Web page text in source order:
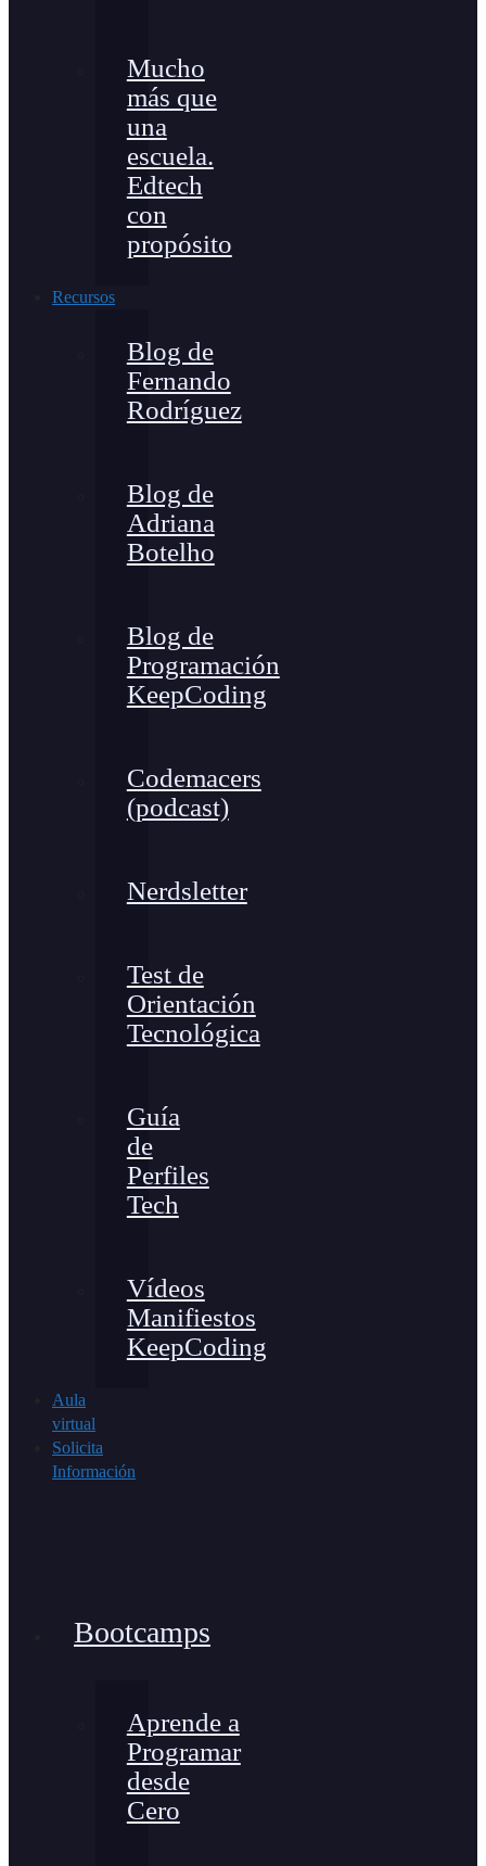
Mucho
más que
una
escuela.
Edtech
con
propósito
Recursos
Blog de
Fernando
Rodríguez
Blog de
Adriana
Botelho
Blog de
Programación
KeepCoding
Codemacers
(podcast)
Nerdsletter
Test de
Orientación
Tecnológica
Guía
de
Perfiles
Tech
Vídeos
Manifiestos
KeepCoding
Aula
virtual
Solicita
Información
Bootcamps
Aprende a
Programar
desde
Cero